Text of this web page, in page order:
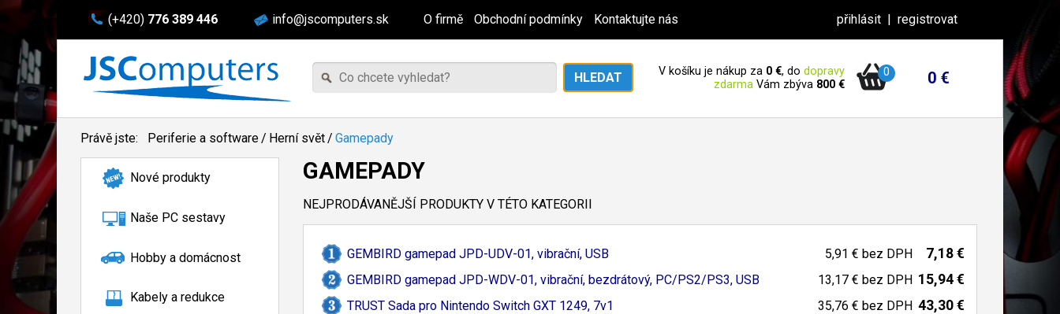
(+420) 776 389 446 info@jscomputers.sk O firmě Obchodní podmínky Kontaktujte nás přihlásit | registrovat
V košíku je nákup za 0 €, do dopravy
zdarma Vám zbýva 800 €
0 0 €
Právě jste: Periferie a software/ Herní svět/ Gamepady
Nové produkty
Naše PC sestavy
Hobby a domácnost
Kabely a redukce
GAMEPADY
NEJPRODÁVANĚJŠÍ PRODUKTY V TÉTO KATEGORII
GEMBIRD gamepad JPD-UDV-01, vibrační, USB 5,91 € bez DPH 7,18 €
GEMBIRD gamepad JPD-WDV-01, vibrační, bezdrátový, PC/PS2/PS3, USB 13,17 € bez DPH 15,94 €
TRUST Sada pro Nintendo Switch GXT 1249, 7v1 35,76 € bez DPH 43,30 €